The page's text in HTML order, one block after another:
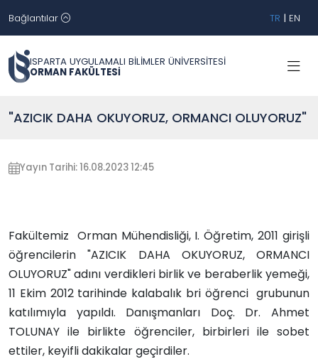
Bağlantılar TR | EN
ISPARTA UYGULAMALI BİLİMLER ÜNİVERSİTESİ
ORMAN FAKÜLTESİ
"AZICIK DAHA OKUYORUZ, ORMANCI OLUYORUZ"
Yayın Tarihi: 16.08.2023 12:45
Fakültemiz Orman Mühendisliği, I. Öğretim, 2011 girişli
öğrencilerin "AZICIK DAHA OKUYORUZ, ORMANCI
OLUYORUZ" adını verdikleri birlik ve beraberlik yemeği,
11 Ekim 2012 tarihinde kalabalık bri öğrenci grubunun
katılımıyla yapıldı. Danışmanları Doç. Dr. Ahmet
TOLUNAY ile birlikte öğrenciler, birbirleri ile sobet
ettiler, keyifli dakikalar geçirdiler.